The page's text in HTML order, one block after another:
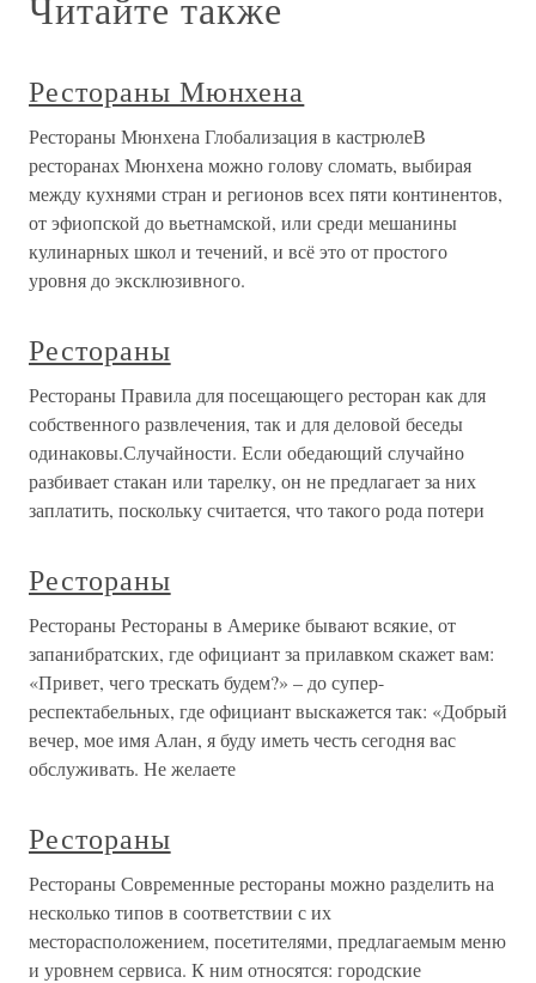
Рестораны Мюнхена
Рестораны Мюнхена Глобализация в кастрюлеВ
ресторанах Мюнхена можно голову сломать, выбирая
между кухнями стран и регионов всех пяти континентов,
от эфиопской до вьетнамской, или среди мешанины
кулинарных школ и течений, и всё это от простого
уровня до эксклюзивного.
Рестораны
Рестораны Правила для посещающего ресторан как для
собственного развлечения, так и для деловой беседы
одинаковы.Случайности. Если обедающий случайно
разбивает стакан или тарелку, он не предлагает за них
заплатить, поскольку считается, что такого рода потери
Рестораны
Рестораны Рестораны в Америке бывают всякие, от
запанибратских, где официант за прилавком скажет вам:
«Привет, чего трескать будем?» – до супер-
респектабельных, где официант выскажется так: «Добрый
вечер, мое имя Алан, я буду иметь честь сегодня вас
обслуживать. Не желаете
Рестораны
Рестораны Современные рестораны можно разделить на
несколько типов в соответствии с их
месторасположением, посетителями, предлагаемым меню
и уровнем сервиса. К ним относятся: городские